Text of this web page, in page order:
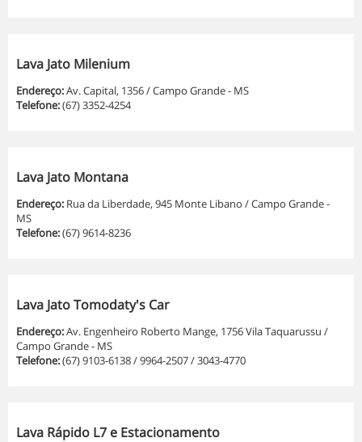
Lava Jato Milenium
Endereço:Av. Capital, 1356 / Campo Grande - MS
Telefone:(67) 3352-4254
Lava Jato Montana
Endereço: Rua da Liberdade, 945 Monte Libano / Campo Grande -
MS
Telefone:(67) 9614-8236
Lava Jato Tomodaty's Car
Endereço:Av. Engenheiro Roberto Mange, 1756 Vila Taquarussu /
Campo Grande - MS
Telefone:(67) 9103-6138 / 9964-2507 / 3043-4770
Lava Rápido L7 e Estacionamento